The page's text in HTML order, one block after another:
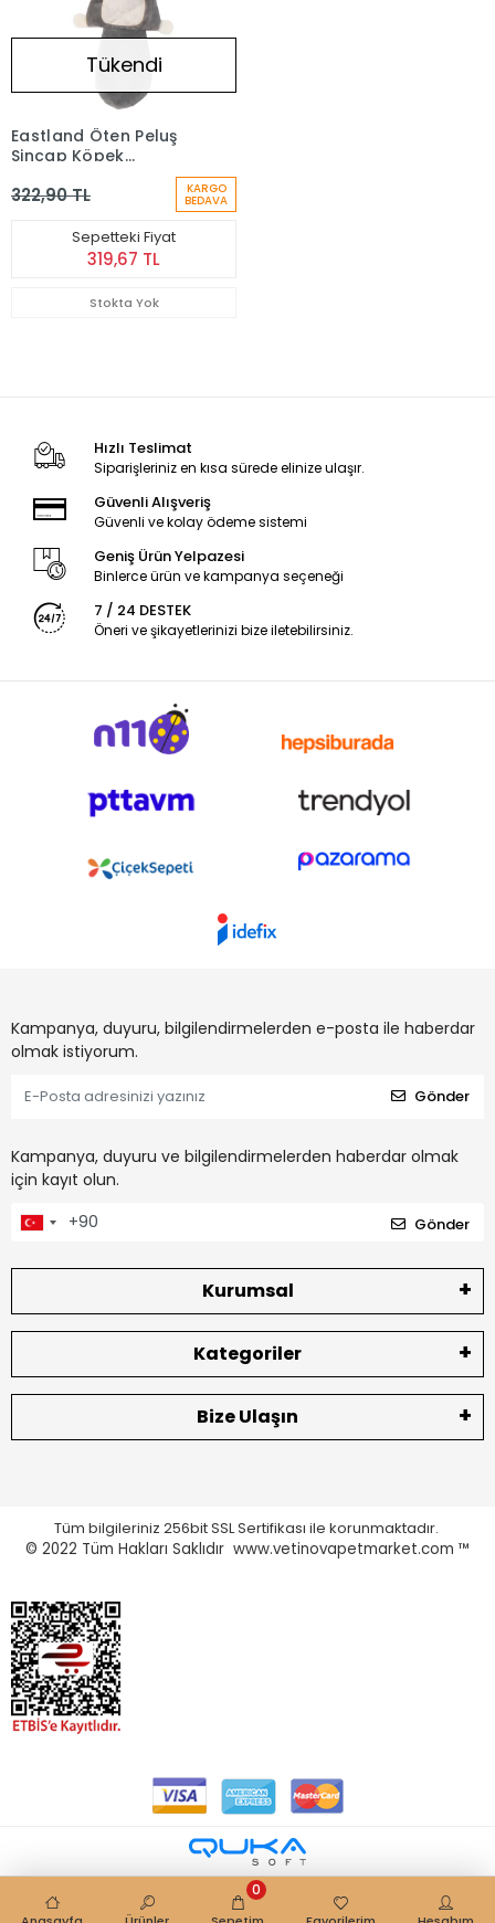
Tükendi
Eastland Öten Peluş
Sincap Köpek
322,90 TL KARGO
BEDAVA
Sepetteki Fiyat
319,67 TL
Stokta Yok
Hızlı Teslimat
Siparişleriniz en kısa sürede elinize ulaşır.
Güvenli Alışveriş
Güvenli ve kolay ödeme sistemi
Geniş Ürün Yelpazesi
Binlerce ürün ve kampanya seçeneği
7 / 24 DESTEK
Öneri ve şikayetlerinizi bize iletebilirsiniz.
Kampanya, duyuru, bilgilendirmelerden e-posta ile haberdar
olmak istiyorum.
Gönder
Kampanya, duyuru ve bilgilendirmelerden haberdar olmak
için kayıt olun.
Gönder
Kurumsal
Kategoriler
Bize Ulaşın
Tüm bilgileriniz 256bit SSL Sertifikası ile korunmaktadır.
© 2022 Tüm Hakları Saklıdır www.vetinovapetmarket.com ™
0